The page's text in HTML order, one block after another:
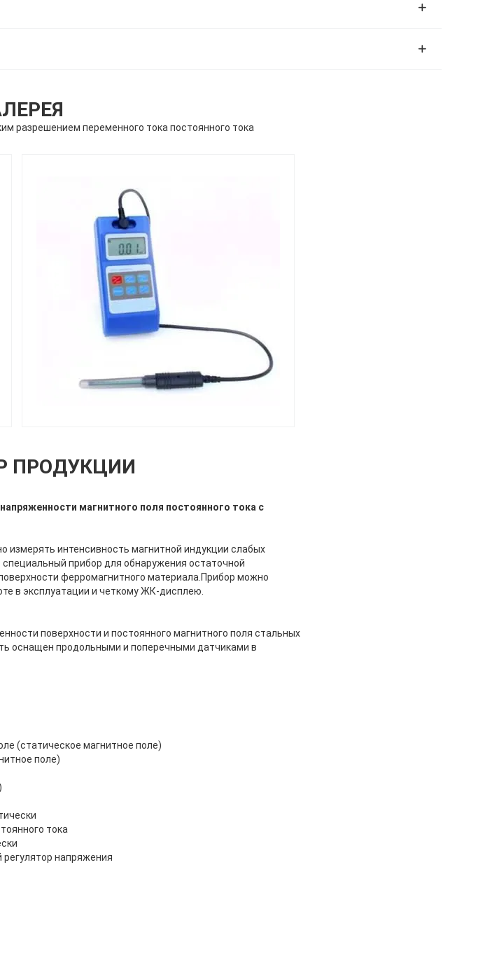
разрешением переменного тока постоянного тока
ПРОДУКЦИИ
магнитного поля постоянного тока с
измерять интенсивность магнитной индукции слабых
прибор для обнаружения остаточной
ферромагнитного материала.Прибор можно
в эксплуатации и четкому ЖК-дисплею.
поверхности и постоянного магнитного поля стальных
оснащен продольными и поперечными датчиками в
(статическое магнитное поле)
поле)
тока
напряжения